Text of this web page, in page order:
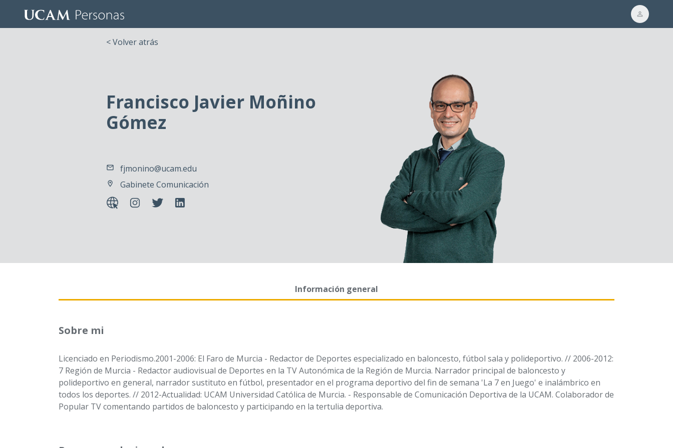
< Volver atrás
Francisco Javier Moñino
Gómez
fjmonino@ucam.edu
Gabinete Comunicación
Información general
Sobre mi
Licenciado en Periodismo.2001-2006: El Faro de Murcia - Redactor de Deportes especializado en baloncesto, fútbol sala y polideportivo. // 2006-2012:
7 Región de Murcia - Redactor audiovisual de Deportes en la TV Autonómica de la Región de Murcia. Narrador principal de baloncesto y
polideportivo en general, narrador sustituto en fútbol, presentador en el programa deportivo del fin de semana 'La 7 en Juego' e inalámbrico en
todos los deportes. // 2012-Actualidad: UCAM Universidad Católica de Murcia. - Responsable de Comunicación Deportiva de la UCAM. Colaborador de
Popular TV comentando partidos de baloncesto y participando en la tertulia deportiva.